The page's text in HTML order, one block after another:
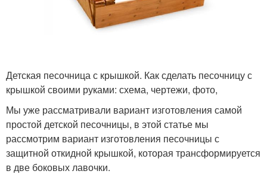
Детская песочница с крышкой. Как сделать песочницу с
крышкой своими руками: схема, чертежи, фото,
Мы уже рассматривали вариант изготовления самой
простой детской песочницы, в этой статье мы
рассмотрим вариант изготовления песочницы с
защитной откидной крышкой, которая трансформируется
в две боковых лавочки.